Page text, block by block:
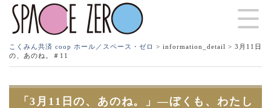
こくみん共済 coop ホール／スペース・ゼロ > information_detail > 3月11日
の、あのね。＃11
「3月11日の、あのね。」―ぼくも、わたし